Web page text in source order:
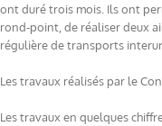
ont duré trois mois. Ils ont
rond-point, de réaliser deux
régulière de transports
Les travaux réalisés par le
Les travaux en quelques